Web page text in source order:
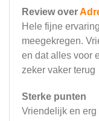
Review over
Hele fijne
meegekregen.
en dat alles voor
zeker vaker terug
Sterke punten
Vriendelijk en